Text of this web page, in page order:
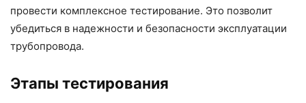
провести комплексное тестирование. Это позволит
убедиться в надежности и безопасности эксплуатации
трубопровода.
Этапы тестирования